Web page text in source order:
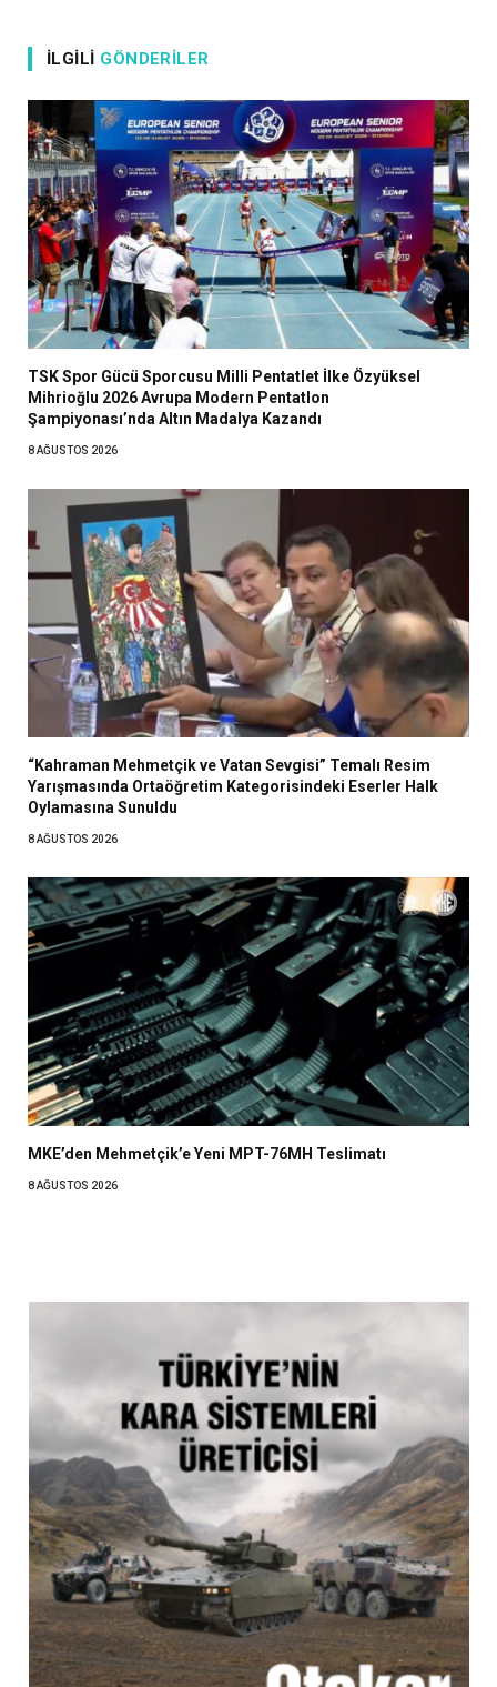
İLGILI GÖNDERILER
TSK Spor Gücü Sporcusu Milli Pentatlet İlke Özyüksel
Mihrioğlu 2026 Avrupa Modern Pentatlon
Şampiyonası’nda Altın Madalya Kazandı
8 AĞUSTOS 2026
“Kahraman Mehmetçik ve Vatan Sevgisi” Temalı Resim
Yarışmasında Ortaöğretim Kategorisindeki Eserler Halk
Oylamasına Sunuldu
8 AĞUSTOS 2026
MKE’den Mehmetçik’e Yeni MPT-76MH Teslimatı
8 AĞUSTOS 2026